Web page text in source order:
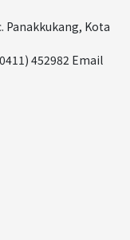
Panakkukang, Kota
452982 Email